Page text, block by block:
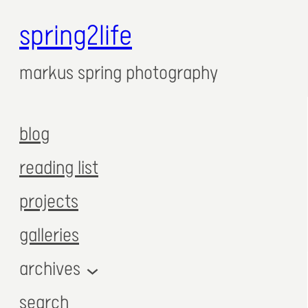
spring2life
markus spring photography
blog
reading list
projects
galleries
archives
search